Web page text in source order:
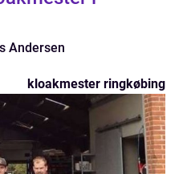
Andersen
kloakmester ringkøbing